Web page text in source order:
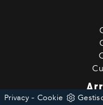
Privacy- Cookie